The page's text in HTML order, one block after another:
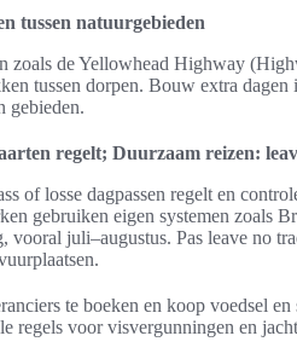
tussen natuurgebieden
zoals de Yellowhead Highway
tussen dorpen. Bouw extra
gebieden.
regelt; Duurzaam reizen:
of losse dagpassen regelt en
gebruiken eigen systemen zoals
vooral juli–augustus. Pas leave no
te boeken en koop voedsel
regels voor visvergunningen en